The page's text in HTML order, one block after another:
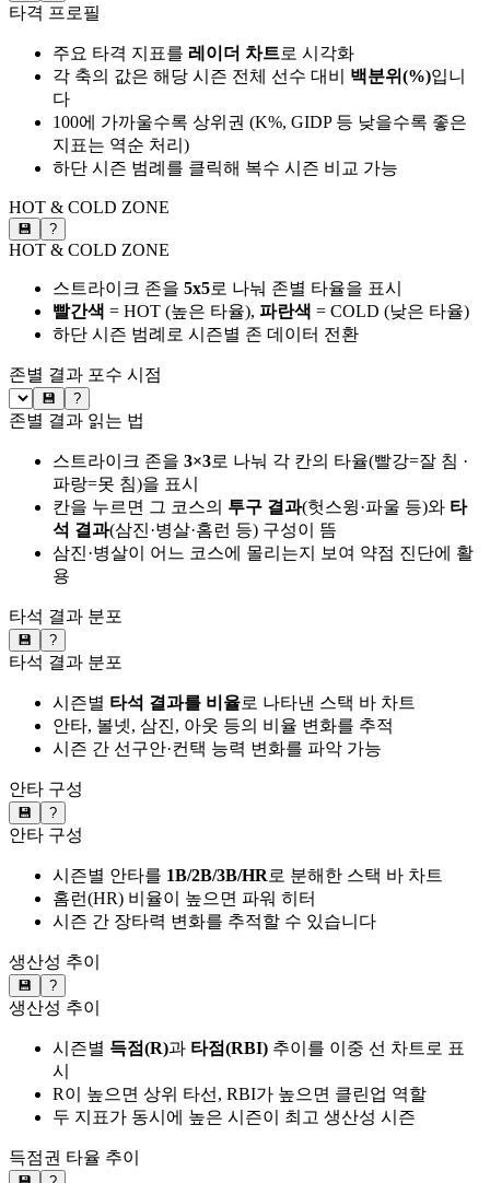
타격 프로필
주요 타격 지표를 레이더 차트로 시각화
각 축의 값은 해당 시즌 전체 선수 대비 백분위(%)입니
다
100에 가까울수록 상위권 (K%, GIDP 등 낮을수록 좋은
지표는 역순 처리)
하단 시즌 범례를 클릭해 복수 시즌 비교 가능
HOT & COLD ZONE
💾 ?
HOT & COLD ZONE
스트라이크 존을 5x5로 나눠 존별 타율을 표시
빨간색 = HOT (높은 타율), 파란색 = COLD (낮은 타율)
하단 시즌 범례로 시즌별 존 데이터 전환
존별 결과 포수 시점
💾 ?
존별 결과 읽는 법
스트라이크 존을 3×3로 나눠 각 칸의 타율(빨강=잘 침 ·
파랑=못 침)을 표시
칸을 누르면 그 코스의 투구 결과(헛스윙·파울 등)와 타
석 결과(삼진·병살·홈런 등) 구성이 뜸
삼진·병살이 어느 코스에 몰리는지 보여 약점 진단에 활
용
타석 결과 분포
💾 ?
타석 결과 분포
시즌별 타석 결과를 비율로 나타낸 스택 바 차트
안타, 볼넷, 삼진, 아웃 등의 비율 변화를 추적
시즌 간 선구안·컨택 능력 변화를 파악 가능
안타 구성
💾 ?
안타 구성
시즌별 안타를 1B/2B/3B/HR로 분해한 스택 바 차트
홈런(HR) 비율이 높으면 파워 히터
시즌 간 장타력 변화를 추적할 수 있습니다
생산성 추이
💾 ?
생산성 추이
시즌별 득점(R)과 타점(RBI) 추이를 이중 선 차트로 표
시
R이 높으면 상위 타선, RBI가 높으면 클린업 역할
두 지표가 동시에 높은 시즌이 최고 생산성 시즌
득점권 타율 추이